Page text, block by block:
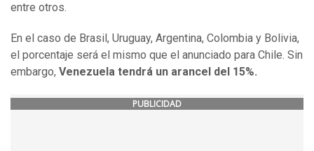
entre otros.
En el caso de Brasil, Uruguay, Argentina, Colombia y Bolivia,
el porcentaje será el mismo que el anunciado para Chile. Sin
embargo, Venezuela tendrá un arancel del 15%.
PUBLICIDAD